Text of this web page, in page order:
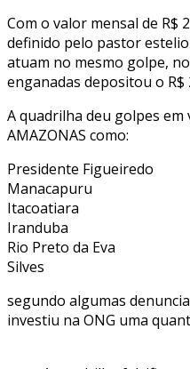
Com o valor mensal de R$
definido pelo pastor
atuam no mesmo golpe,
enganadas depositou o R$
A quadrilha deu golpes
AMAZONAS como:
Presidente Figueiredo
Manacapuru
Itacoatiara
Iranduba
Rio Preto da Eva
Silves
segundo algumas
investiu na ONG uma